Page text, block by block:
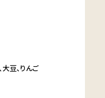
大豆 りんご